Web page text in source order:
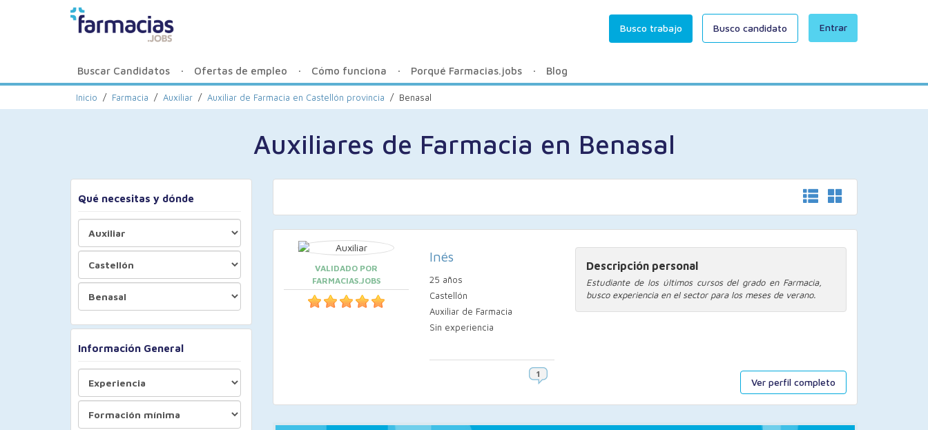
Entrar
Busco trabajo Busco candidato
Buscar Candidatos Ofertas de empleo Cómo funciona Porqué Farmacias.jobs Blog
Inicio / Farmacia / Auxiliar / Auxiliar de Farmacia en Castellón provincia / Benasal
Auxiliares de Farmacia en Benasal
Qué necesitas y dónde
Información General
Ver perfil completo
VALIDADO POR
FARMACIAS.JOBS
Inés
25 años
Castellón
Auxiliar de Farmacia
Sin experiencia
Descripción personal
Estudiante de los últimos cursos del grado en Farmacia,
busco experiencia en el sector para los meses de verano.